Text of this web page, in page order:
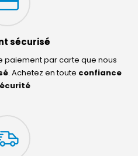
sécurisé
paiement par carte que nous
. Achetez en toute confiance